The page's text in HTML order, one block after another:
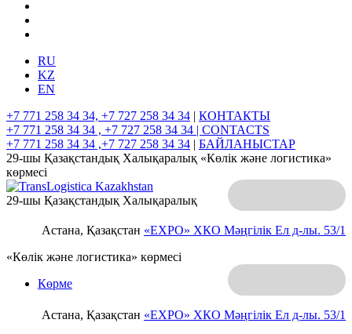
RU
KZ
EN
+7 771 258 34 34, +7 727 258 34 34 | КОНТАКТЫ
+7 771 258 34 34 , +7 727 258 34 34 | CONTACTS
+7 771 258 34 34 ,+7 727 258 34 34 | БАЙЛАНЫСТАР
29-шы Қазақстандық Халықаралық «Көлік және логистика»
көрмесі
Астана, Қазақстан «EXPO» ХКО Мәңгілік Ел д-лы. 53/1
29-шы Қазақстандық Халықаралық
«Көлік және логистика» көрмесі
Астана, Қазақстан «EXPO» ХКО Мәңгілік Ел д-лы. 53/1
Көрме